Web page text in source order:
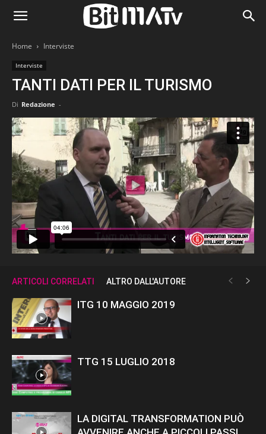
Home Interviste
Interviste
TANTI DATI PER IL TURISMO
Di Redazione -
ARTICOLI CORRELATI ALTRO DALL'AUTORE
ITG 10 MAGGIO 2019
TTG 15 LUGLIO 2018
LA DIGITAL TRANSFORMATION PUÒ